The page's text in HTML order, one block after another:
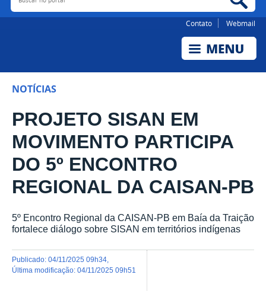
Contato Webmail
NOTÍCIAS
PROJETO SISAN EM
MOVIMENTO PARTICIPA
DO 5º ENCONTRO
REGIONAL DA CAISAN-PB
5º Encontro Regional da CAISAN-PB em Baía da Traição
fortalece diálogo sobre SISAN em territórios indígenas
publicado: 04/11/2025 09h34
última modificação: 04/11/2025 09h51